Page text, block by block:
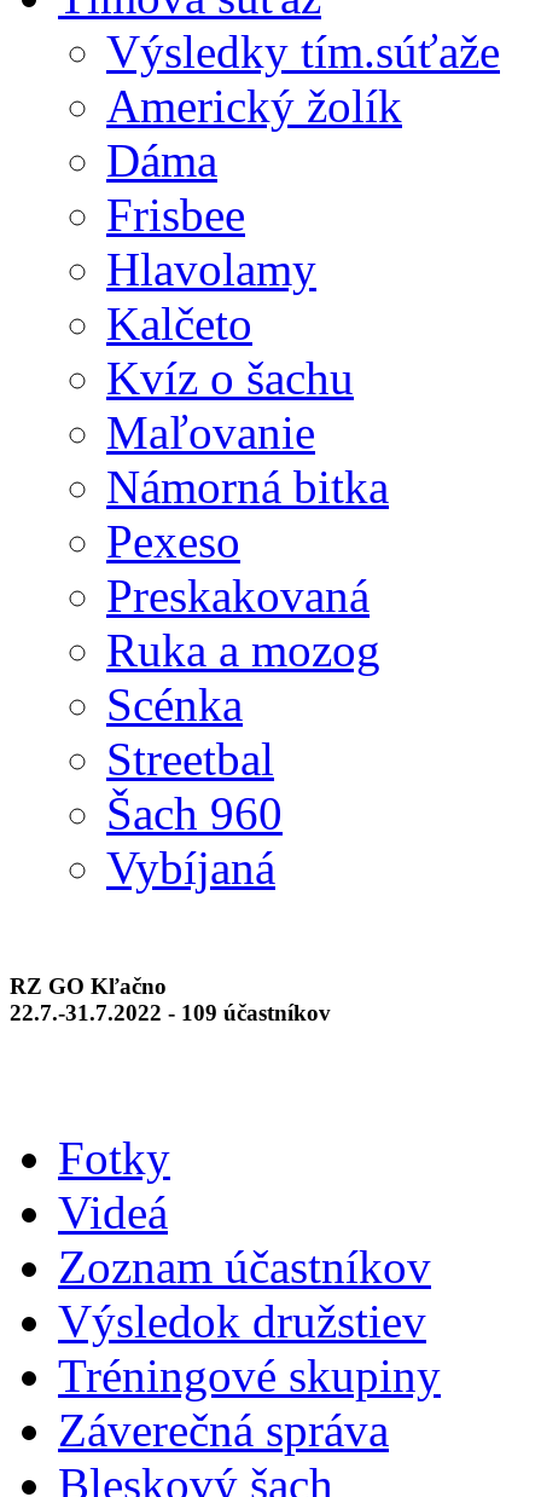
Výsledky tím.súťaže
Americký žolík
Dáma
Frisbee
Hlavolamy
Kalčeto
Kvíz o šachu
Maľovanie
Námorná bitka
Pexeso
Preskakovaná
Ruka a mozog
Scénka
Streetbal
Šach 960
Vybíjaná
RZ GO Kľačno
22.7.-31.7.2022 - 109 účastníkov
Fotky
Videá
Zoznam účastníkov
Výsledok družstiev
Tréningové skupiny
Záverečná správa
Bleskový šach